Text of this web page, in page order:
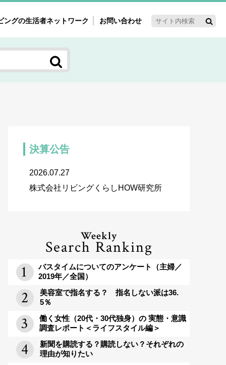
ゲット・重点テーマ
～60'ｓマーケット研究室
ングの生活者ネットワーク お問い合わせ
決算公告
2026.07.27
株式会社リビングくらしHOW研究所
Weekly
Search Ranking
バスタイムについてのアンケート（主婦／
2019年／全国）
美容室で指名する？ 指名しない派は36.
5％
働く女性（20代・30代独身）の 実態・意識
調査レポート＜ライフスタイル編＞
新聞を購読する？購読しない？それぞれの
理由が知りたい